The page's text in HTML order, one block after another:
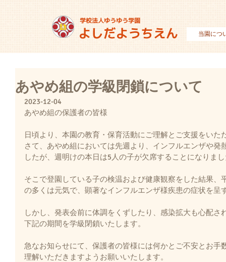
当園につ
あやめ組の学級閉鎖について
2023-12-04
あやめ組の保護者の皆様
日頃より、本園の教育・保育活動にご理解とご支援をいた
さて、あやめ組においては先週より、インフルエンザや発
したが、週明けの本日は5人の子が欠席することになりま
そこで登園している子の検温および健康観察をした結果、
の多くは元気で、顕著なインフルエンザ様疾患の症状を呈
しかし、発表会前に体調をくずしたり、感染拡大も心配さ
下記の期間を学級閉鎖いたします。
急なお知らせにて、保護者の皆様には何かとご不安とお手
理解いただきますようお願いいたします。